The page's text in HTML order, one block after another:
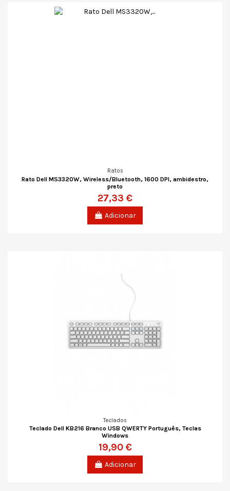
Ratos
Rato Dell MS3320W, Wireless/Bluetooth, 1600 DPI, ambidestro,
preto
27,33 €
Adicionar
Teclados
Teclado Dell KB216 Branco USB QWERTY Português, Teclas
Windows
19,90 €
Adicionar